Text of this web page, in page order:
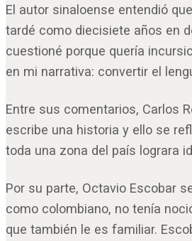
El autor sinaloense entendió
tardé como diecisiete años en
cuestioné porque quería
en mi narrativa: convertir el
Entre sus comentarios, Carlos
escribe una historia y ello se
toda una zona del país lograra
Por su parte, Octavio Escobar
como colombiano, no tenía
que también le es familiar.